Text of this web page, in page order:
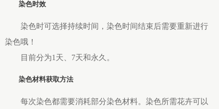
染色时效
染色时可选择持续时间，染色时间结束后需要重新进行
染色哦！
目前分为1天、7天和永久。
染色材料获取方法
每次染色都需要消耗部分染色材料。染色所需花卉可以